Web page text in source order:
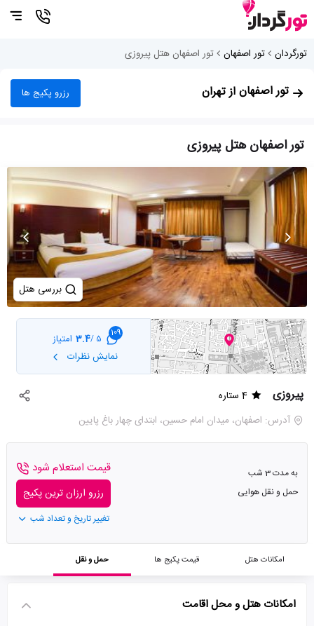
تورگردان تور اصفهان تور اصفهان هتل پیروزی
تور اصفهاناز تهران رزرو پکیج ها
تور اصفهان هتل پیروزی
بررسی هتل
109
5 /
3.4 امتیاز
نمایش نظرات
پیروزی
4 ستاره
آدرس: اصفهان، میدان امام حسین، ابتدای چهار باغ پایین
به مدت 3 شب
حمل و نقل هوایی
قیمت استعلام شود
رزرو ارزان ترین پکیج
تغییر تاریخ و تعداد شب
امکانات هتل قیمت پکیج ها حمل و نقل
امکانات هتل و محل اقامت